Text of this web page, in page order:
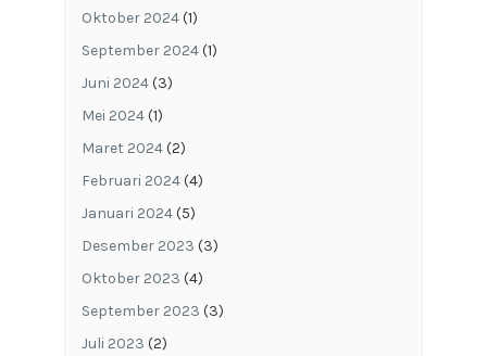
Oktober 2024(1)
September 2024(1)
Juni 2024(3)
Mei 2024(1)
Maret 2024(2)
Februari 2024(4)
Januari 2024(5)
Desember 2023 (3)
Oktober 2023 (4)
September 2023 (3)
Juli 2023 (2)